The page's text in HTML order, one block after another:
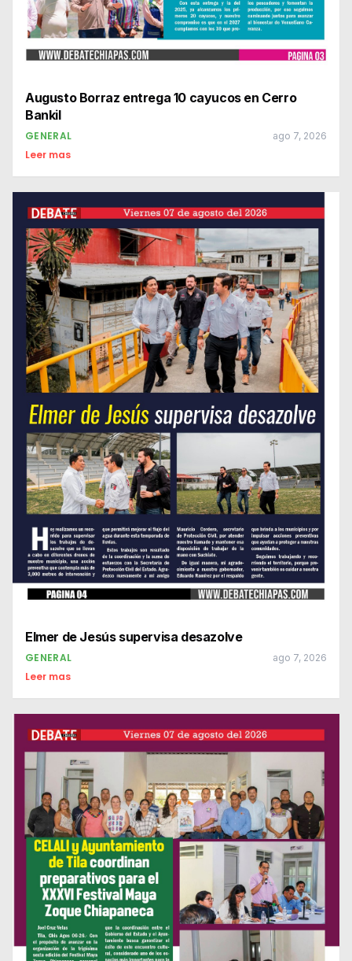
Augusto Borraz entrega 10 cayucos en Cerro
Bankil
GENERAL ago 7, 2026
Leer mas
Elmer de Jesús supervisa desazolve
GENERAL ago 7, 2026
Leer mas